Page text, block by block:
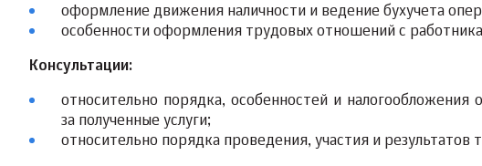
оформление движения наличности и ведение бухучета
особенности оформления трудовых отношений с
Консультации:
относительно порядка, особенностей и налогообложения
за полученные услуги;
относительно порядка проведения, участия и результатов